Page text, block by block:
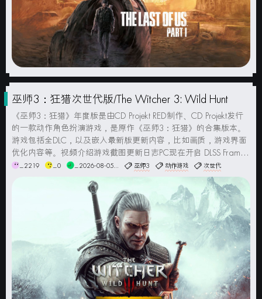
巫师3：狂猎次世代版/The Witcher 3: Wild Hunt
《巫师3：狂猎》年度版是由CD Projekt RED制作、CD Projekt发行
的一款动作角色扮演游戏，是原作《巫师3：狂猎》的合集版本。
游戏包括全DLC，以及嵌入最新版更新内容，比如画质，游戏界面
优化内容等。视频介绍游戏截图更新日志PC现在开启 DLSS Frame
Generation 时，将正确计算“最大每秒帧数”允许的帧数...
_2219 _0 _2026-08-05... 巫师3 动作游戏 次世代